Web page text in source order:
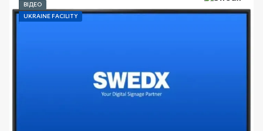
ВІДЕО
UKRAINE FACILITY